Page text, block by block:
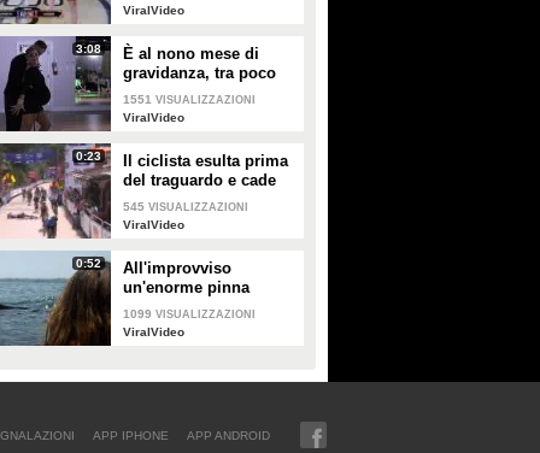
ViralVideo
3:08
È al nono mese di
gravidanza, tra poco
sarà mamma ma non
vuole smettere di
1551 VISUALIZZAZIONI
ViralVideo
0:23
Il ciclista esulta prima
del traguardo e cade
rovinosamente
545 VISUALIZZAZIONI
ViralVideo
0:52
All'improvviso
un'enorme pinna
spunta fuori mentre
sono in kayak
1099 VISUALIZZAZIONI
ViralVideo
APP IPHONE APP ANDROID